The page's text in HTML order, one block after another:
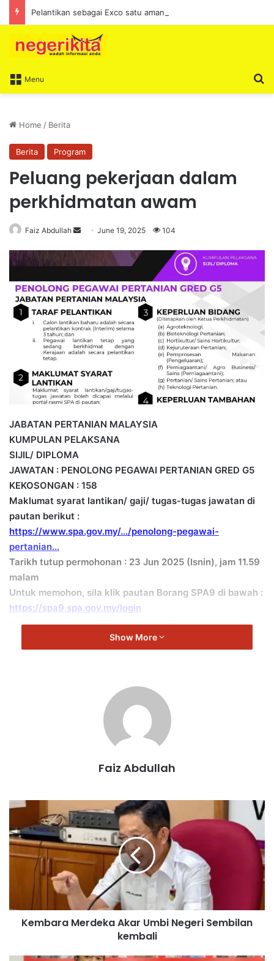
Menu
Home / Berita
Berita Program
Peluang pekerjaan dalam
perkhidmatan awam
Faiz Abdullah
a
n
m
a
l
June 19, 2025 104
JABATAN PERTANIAN MALAYSIA
KUMPULAN PELAKSANA
SIJIL/ DIPLOMA
JAWATAN : PENOLONG PEGAWAI PERTANIAN GRED G5
KEKOSONGAN : 158
Maklumat syarat lantikan/ gaji/ tugas-tugas jawatan di
pautan berikut :
https://www.spa.gov.my/…/penolong-pegawai-
pertanian…
Tarikh tutup permohonan : 23 Jun 2025 (Isnin), jam 11.59
malam
Untuk memohon, sila klik pautan Borang SPA9 di bawah :
https://spa9.spa.gov.my/login
Show More
Faiz Abdullah
K
m
b
a
e
Kembara Merdeka Akar Umbi Negeri Sembilan
kembali